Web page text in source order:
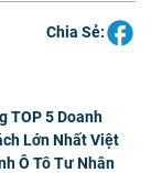
Chia Sẻ:
TOP 5 Doanh
Lớn Nhất Việt
Ô Tô Tư Nhân